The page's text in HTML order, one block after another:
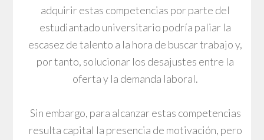
adquirir estas competencias por parte del
estudiantado universitario podría paliar la
escasez de talento a la hora de buscar trabajo y,
por tanto, solucionar los desajustes entre la
oferta y la demanda laboral.
Sin embargo, para alcanzar estas competencias
resulta capital la presencia de motivación, pero